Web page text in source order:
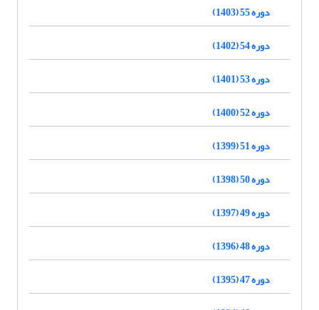
دوره 55 (1403)
دوره 54 (1402)
دوره 53 (1401)
دوره 52 (1400)
دوره 51 (1399)
دوره 50 (1398)
دوره 49 (1397)
دوره 48 (1396)
دوره 47 (1395)